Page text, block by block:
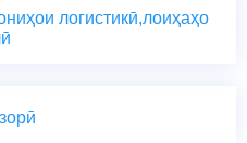
логистикӣ,лоиҳаҳо